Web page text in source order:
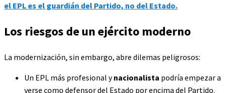
el EPL es el guardián del Partido, no del Estado.
Los riesgos de un ejército moderno
La modernización, sin embargo, abre dilemas peligrosos:
Un EPL más profesional ynacionalista podría empezar a
verse como defensor del Estado por encima del Partido.